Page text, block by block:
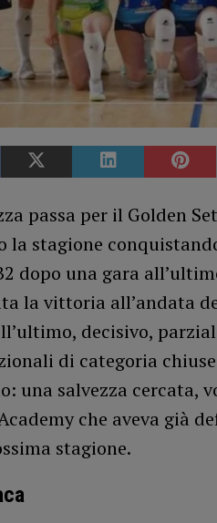
passa per il Golden
la stagione
dopo una gara
la vittoria all’andata
decisivo,
di categoria
una salvezza cercata,
che aveva già
stagione.